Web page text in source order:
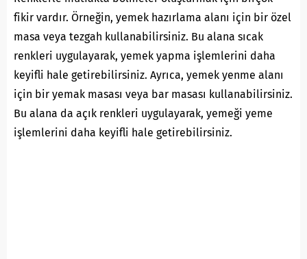
fikir vardır. Örneğin, yemek hazırlama alanı için bir özel
masa veya tezgah kullanabilirsiniz. Bu alana sıcak
renkleri uygulayarak, yemek yapma işlemlerini daha
keyifli hale getirebilirsiniz. Ayrıca, yemek yenme alanı
için bir yemak masası veya bar masası kullanabilirsiniz.
Bu alana da açık renkleri uygulayarak, yemeği yeme
işlemlerini daha keyifli hale getirebilirsiniz.